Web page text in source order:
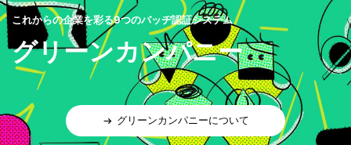
これからの企業を彩る9つのバッヂ認証システム
グリーンカンパニー
グリーンカンパニーについて